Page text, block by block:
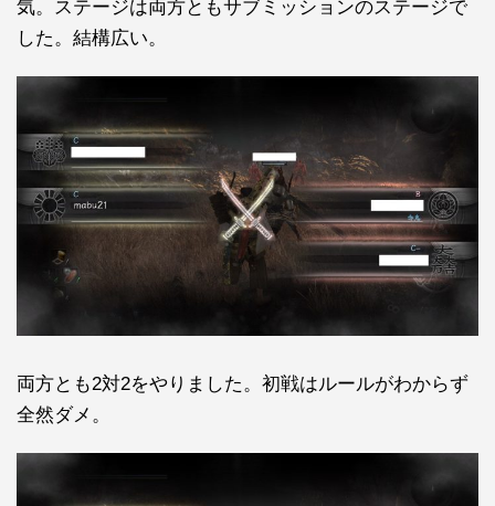
気。ステージは両方ともサブミッションのステージで
した。結構広い。
両方とも2対2をやりました。初戦はルールがわからず
全然ダメ。